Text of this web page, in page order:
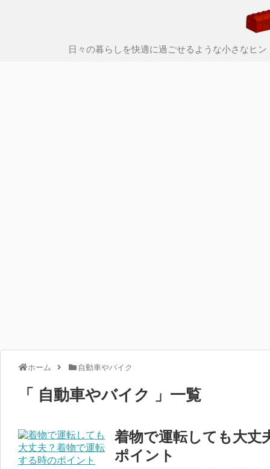
日々の暮らしを快適に過ごせるような小さなヒ
ホーム 自動車やバイク
「 自動車やバイク 」一覧
着物で運転しても大丈
ポイント